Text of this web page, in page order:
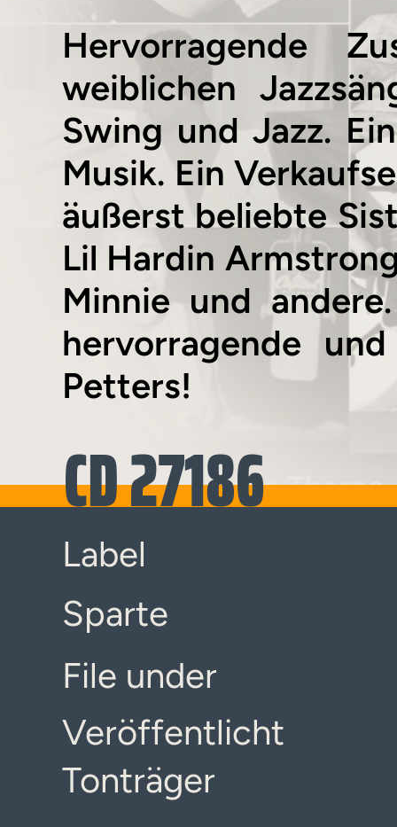
Hervorragende
weiblichen
Swing und Jazz.
Musik. Ein
äußerst beliebte
Lil Hardin
Minnie und
hervorragende
Petters!
CD 27186
Label
Sparte
File under
Veröffentlicht
Tonträger